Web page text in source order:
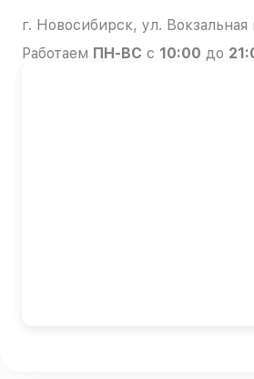
г. Новосибирск, ул. Вокзальная
Работаем ПН-ВС с 10:00 до